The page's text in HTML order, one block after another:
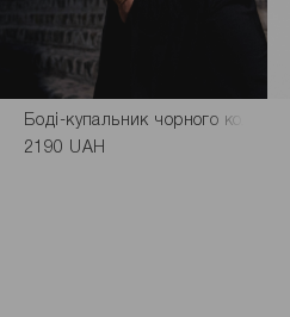
Боді-купальник чорного кольору
2190 UAH